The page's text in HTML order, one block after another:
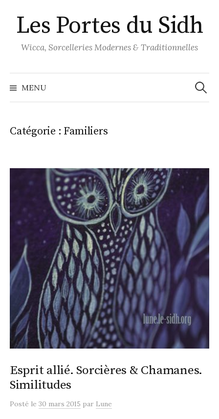
au
contenu
Les Portes du Sidh
Wicca, Sorcelleries Modernes & Traditionnelles
MENU
Catégorie : Familiers
Esprit allié. Sorcières & Chamanes.
Similitudes
Posté le 30 mars 2015 par Lune